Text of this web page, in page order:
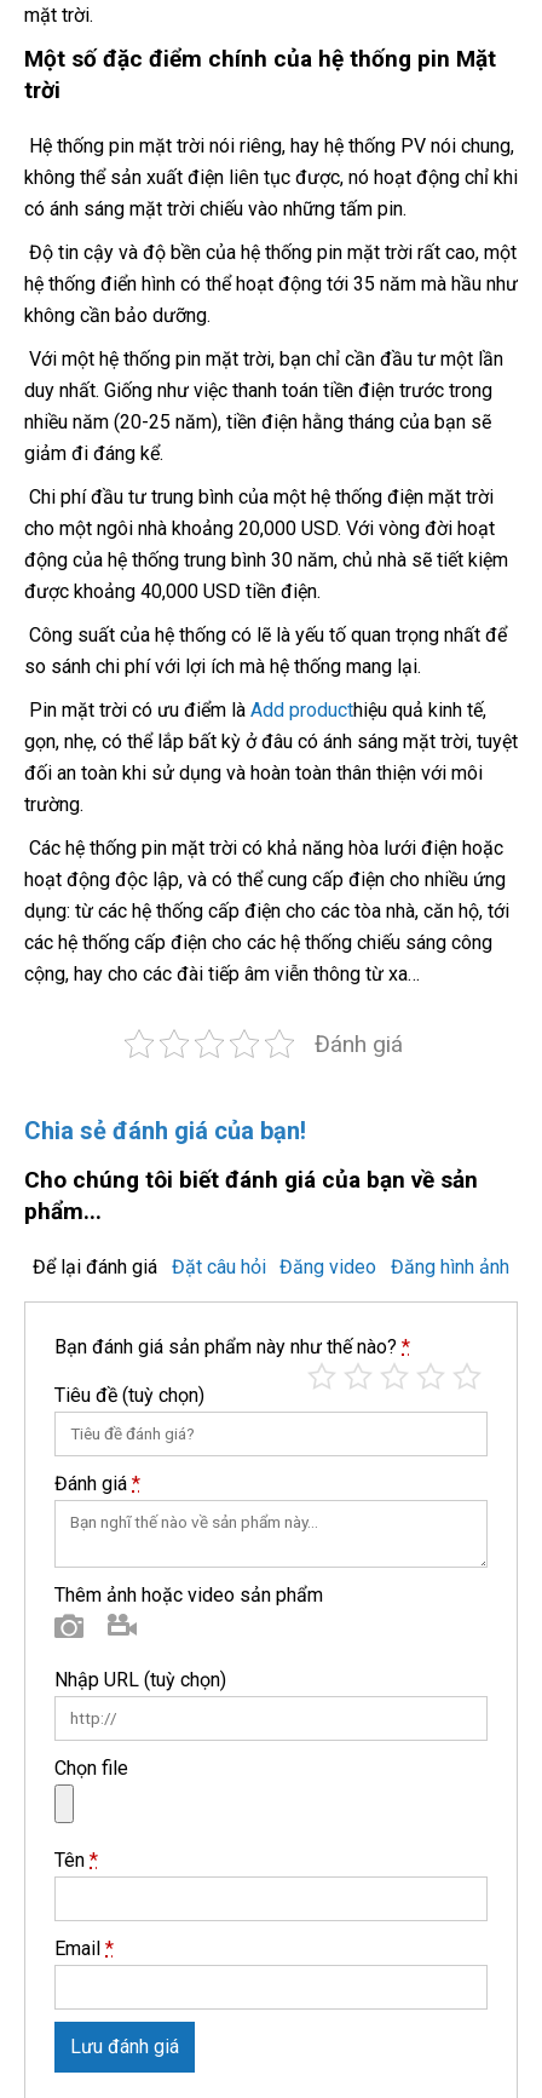
mặt trời.
Một số đặc điểm chính của hệ thống pin Mặt
trời
Hệ thống pin mặt trời nói riêng, hay hệ thống PV nói chung,
không thể sản xuất điện liên tục được, nó hoạt động chỉ khi
có ánh sáng mặt trời chiếu vào những tấm pin.
Độ tin cậy và độ bền của hệ thống pin mặt trời rất cao, một
hệ thống điển hình có thể hoạt động tới 35 năm mà hầu như
không cần bảo dưỡng.
Với một hệ thống pin mặt trời, bạn chỉ cần đầu tư một lần
duy nhất. Giống như việc thanh toán tiền điện trước trong
nhiều năm (20-25 năm), tiền điện hằng tháng của bạn sẽ
giảm đi đáng kể.
Chi phí đầu tư trung bình của một hệ thống điện mặt trời
cho một ngôi nhà khoảng 20,000 USD. Với vòng đời hoạt
động của hệ thống trung bình 30 năm, chủ nhà sẽ tiết kiệm
được khoảng 40,000 USD tiền điện.
Công suất của hệ thống có lẽ là yếu tố quan trọng nhất để
so sánh chi phí với lợi ích mà hệ thống mang lại.
Pin mặt trời có ưu điểm là Add producthiệu quả kinh tế,
gọn, nhẹ, có thể lắp bất kỳ ở đâu có ánh sáng mặt trời, tuyệt
đối an toàn khi sử dụng và hoàn toàn thân thiện với môi
trường.
Các hệ thống pin mặt trời có khả năng hòa lưới điện hoặc
hoạt động độc lập, và có thể cung cấp điện cho nhiều ứng
dụng: từ các hệ thống cấp điện cho các tòa nhà, căn hộ, tới
các hệ thống cấp điện cho các hệ thống chiếu sáng công
cộng, hay cho các đài tiếp âm viễn thông từ xa…
Đánh giá
Chia sẻ đánh giá của bạn!
Cho chúng tôi biết đánh giá của bạn về sản
phẩm...
Để lại đánh giá Đặt câu hỏi Đăng video Đăng hình ảnh
Bạn đánh giá sản phẩm này như thế nào? *
Tiêu đề (tuỳ chọn)
Đánh giá *
Thêm ảnh hoặc video sản phẩm
Hình ảnh
Nhập URL (tuỳ chọn)
Chọn file
Tên *
Email *
Lưu đánh giá